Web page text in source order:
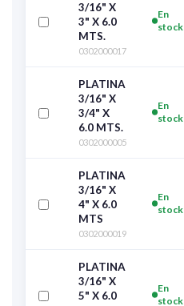
3/16" X
3" X 6.0
MTS.
0302000017
En
stock
PLATINA
3/16" X
3/4" X
6.0 MTS.
0302000005
En
stock
PLATINA
3/16" X
4" X 6.0
MTS
0302000019
En
stock
PLATINA
3/16" X
5" X 6.0
En
stock